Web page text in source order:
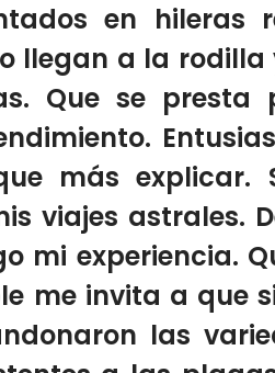
en hileras
llegan a la
Que se presta
más explicar.
viajes astrales.
mi experiencia.
me invita a que
las